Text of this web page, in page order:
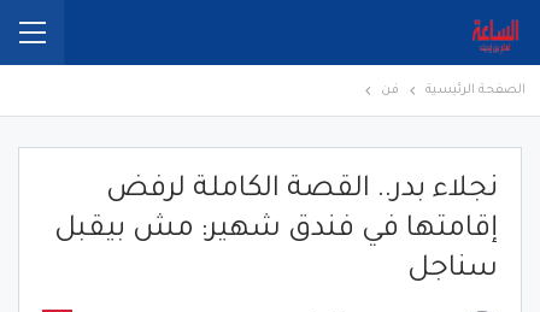
الصفحة الرئيسية فن
نجلاء بدر.. القصة الكاملة لرفض
إقامتها في فندق شهير: مش بيقبل
سناجل